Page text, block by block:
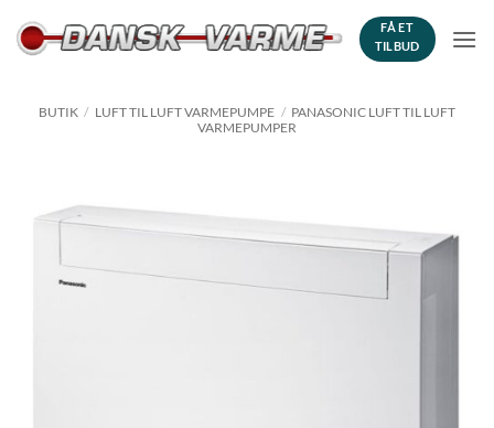
FÅ ET
TILBUD
BUTIK / LUFT TIL LUFT VARMEPUMPE / PANASONIC LUFT TIL LUFT
VARMEPUMPER